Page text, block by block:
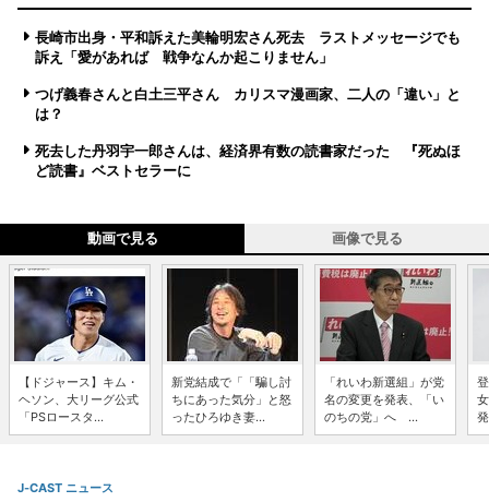
長崎市出身・平和訴えた美輪明宏さん死去 ラストメッセージでも
訴え「愛があれば 戦争なんか起こりません」
つげ義春さんと白土三平さん カリスマ漫画家、二人の「違い」と
は？
死去した丹羽宇一郎さんは、経済界有数の読書家だった 『死ぬほ
ど読書』ベストセラーに
動画で見る 画像で見る
【ドジャース】キム・
ヘソン、大リーグ公式
「PSロースタ...
新党結成で「「騙し討
ちにあった気分」と怒
ったひろゆき妻...
「れいわ新選組」が党
名の変更を発表、「い
のちの党」へ ...
J-CAST ニュース